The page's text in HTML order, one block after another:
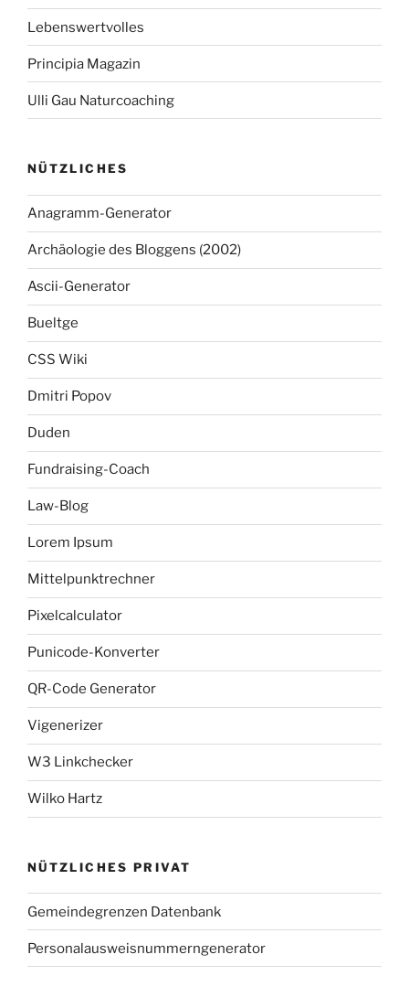
Lebenswertvolles
Principia Magazin
Ulli Gau Naturcoaching
NÜTZLICHES
Anagramm-Generator
Archäologie des Bloggens (2002)
Ascii-Generator
Bueltge
CSS Wiki
Dmitri Popov
Duden
Fundraising-Coach
Law-Blog
Lorem Ipsum
Mittelpunktrechner
Pixelcalculator
Punicode-Konverter
QR-Code Generator
Vigenerizer
W3 Linkchecker
Wilko Hartz
NÜTZLICHES PRIVAT
Gemeindegrenzen Datenbank
Personalausweisnummerngenerator